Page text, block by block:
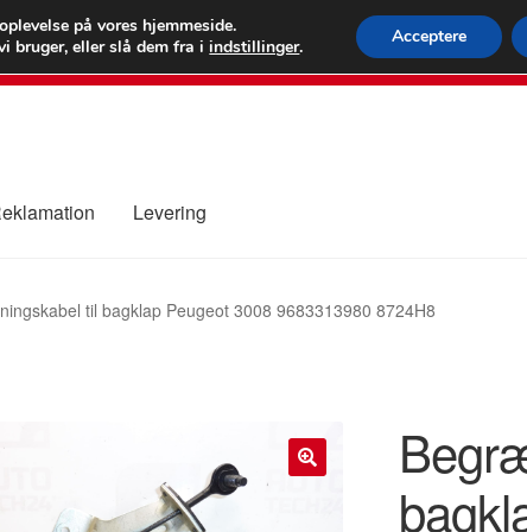
kr.
FEDEX
80 82
Levering
til bagklap Peugeot 3008 9683313980 8724H8
på vores hjemmeside.
bruger, eller slå dem fra iindstillinger. Acceptere